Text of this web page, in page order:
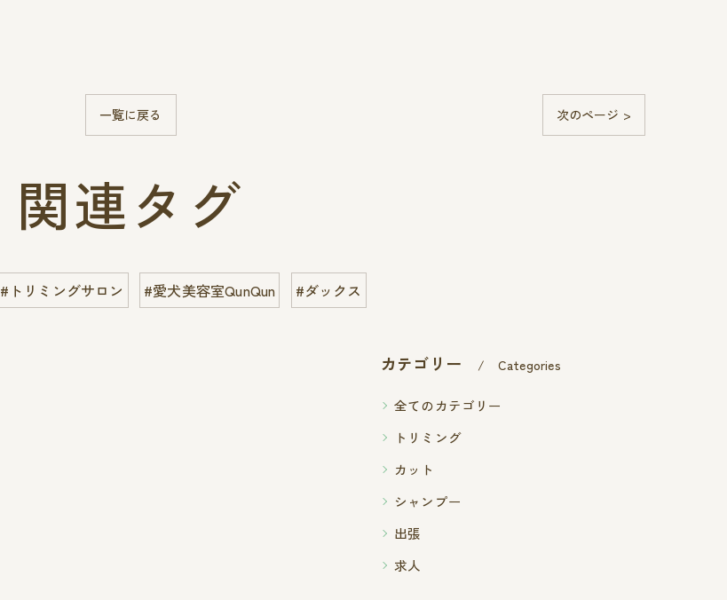
一覧に戻る 次のページ >
関連タグ
#トリミングサロン #愛犬美容室QunQun #ダックス
カテゴリー Categories
全てのカテゴリー
トリミング
カット
シャンプー
出張
求人